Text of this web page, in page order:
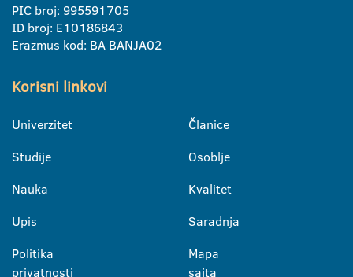
PIC broj: 995591705
ID broj: E10186843
Erazmus kod: BA BANJA02
Korisni linkovi
Univerzitet
Studije
Nauka
Upis
Politika
privatnosti
Članice
Osoblje
Kvalitet
Saradnja
Mapa
sajta